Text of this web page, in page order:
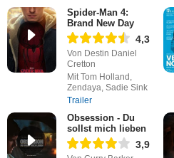
Spider-Man 4:
Brand New Day
4,3
Von Destin Daniel
Cretton
Mit Tom Holland,
Zendaya, Sadie Sink
Trailer
Obsession - Du
sollst mich lieben
3,9